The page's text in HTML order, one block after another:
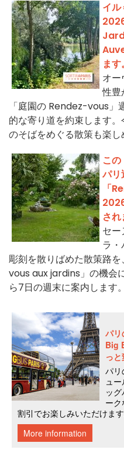
イ
ます。
オ
性豊
「庭園の Rendez-vous」
的な寄り道を約束します
のそばをめぐる散策も楽し
こ
パリ
「
され
セー
ラ
彫刻を散りばめた散策路
vous aux jardins」の機会
ら7日の週末に案内します。